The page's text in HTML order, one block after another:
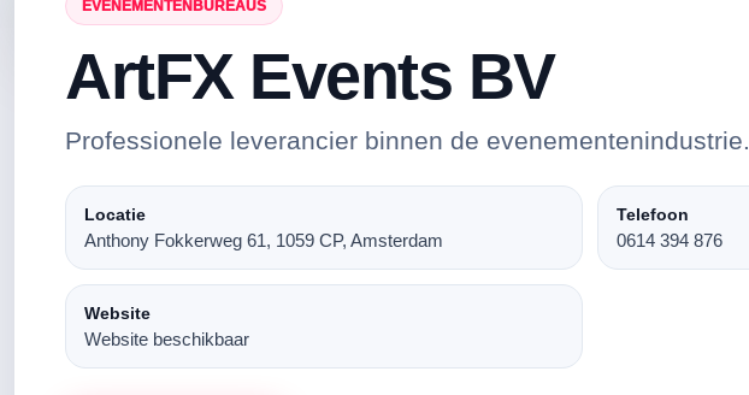
EVENEMENTENBUREAUS
ArtFX Events BV
Professionele leverancier binnen de evenementenindustrie.
Locatie
Anthony Fokkerweg 61, 1059 CP, Amsterdam
Telefoon
0614 394 876
Website
Website beschikbaar